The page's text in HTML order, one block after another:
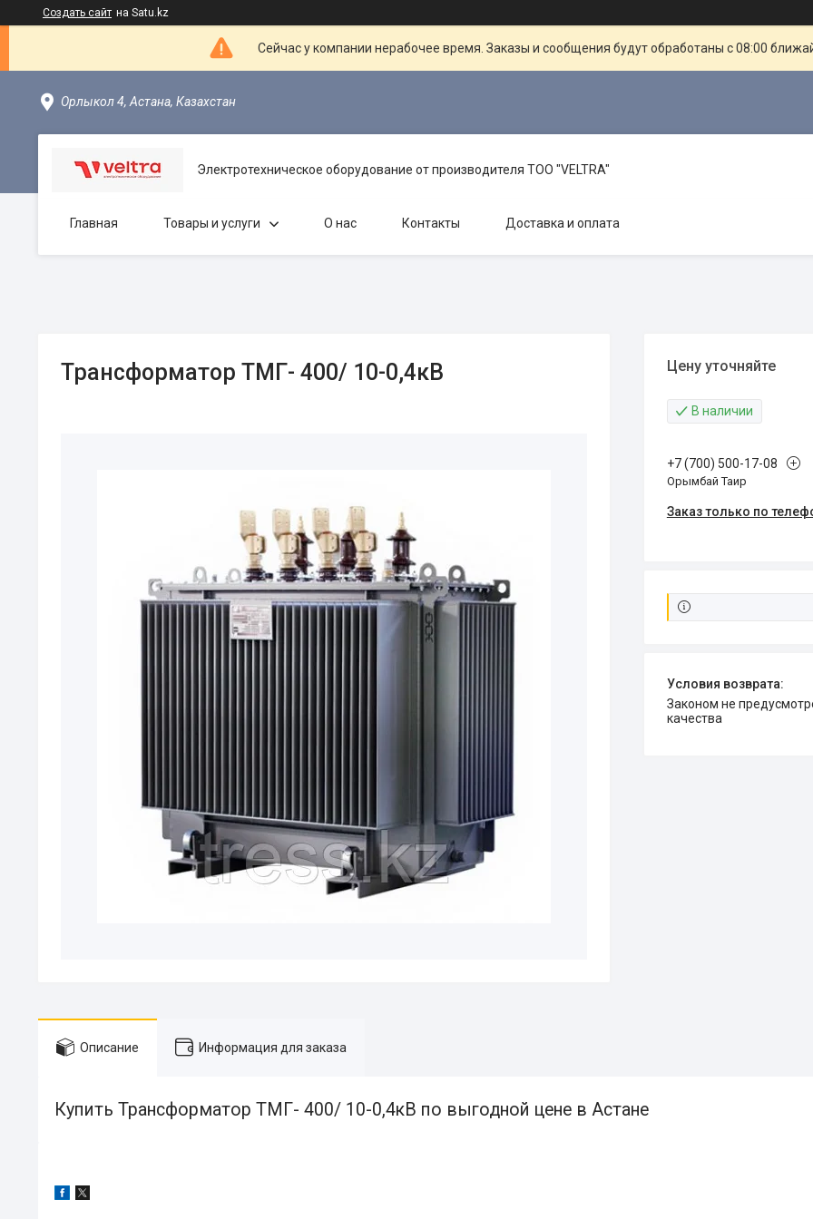
Создать сайт на Satu.kz
Сейчас у компании нерабочее время. Заказы и сообщения будут обработаны с 08:00
Орлыкол 4, Астана, Казахстан
Электротехническое оборудование от производителя TOO "VELTRA"
Главная Товары и услуги О нас Контакты Доставка и оплата
Трансформатор ТМГ- 400/ 10-0,4кВ Цену уточняйте
В наличии
+7 (700) 500-17-08
Орымбай Таир
Заказ только по
Законом не предусмотрен возврат и обмен данного товара надлежащего
качества
Описание Информация для заказа
Купить Трансформатор ТМГ- 400/ 10-0,4кВ по выгодной цене в Астане